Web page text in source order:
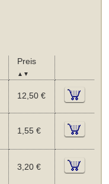
Preis
▲▼
12,50 €
1,55 €
3,20 €